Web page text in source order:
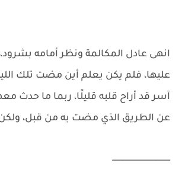
انهى عادل المكالمة ونظر أمامه بشرود،
عليها، فلم يكن يعلم أين مضت تلك
آسر قد أراح قلبه قليلًا، ربما ما حدث
عن الطريق الذي مضت به من قبل،
______________